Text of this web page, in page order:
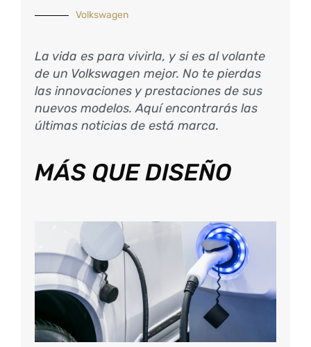
Volkswagen
La vida es para vivirla, y si es al volante
de un Volkswagen mejor. No te pierdas
las innovaciones y prestaciones de sus
nuevos modelos. Aquí encontrarás las
últimas noticias de está marca.
MÁS QUE DISEÑO